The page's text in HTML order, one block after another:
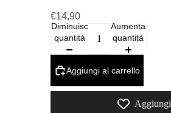
€14,90
Diminuisci
quantità
Aumenta
quantità
Aggiungi al carrello